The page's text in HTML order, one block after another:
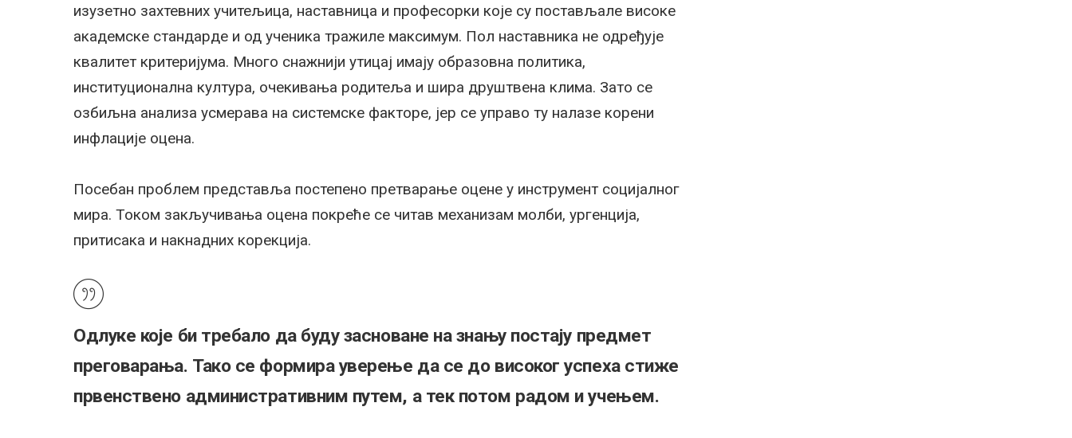
изузетно захтевних учитељица, наставница и професорки које су постављале високе
академске стандарде и од ученика тражиле максимум. Пол наставника не одређује
квалитет критеријума. Много снажнији утицај имају образовна политика,
институционална култура, очекивања родитеља и шира друштвена клима. Зато се
озбиљна анализа усмерава на системске факторе, јер се управо ту налазе корени
инфлације оцена.
Посебан проблем представља постепено претварање оцене у инструмент социјалног
мира. Током закључивања оцена покреће се читав механизам молби, ургенција,
притисака и накнадних корекција.
Одлуке које би требало да буду засноване на знању постају предмет
преговарања. Такo се формира уверење да се до високог успеха стиже
првенствено административним путем, а тек потом радом и учењем.